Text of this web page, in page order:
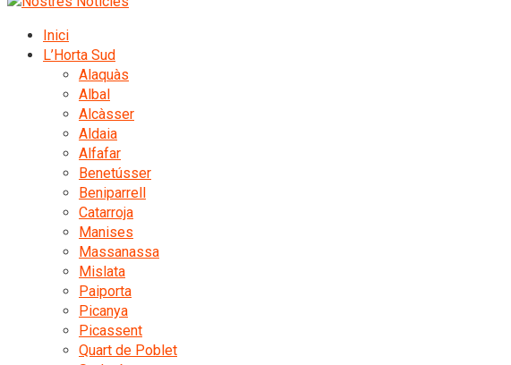
Inici
L’Horta Sud
Alaquàs
Albal
Alcàsser
Aldaia
Alfafar
Benetússer
Beniparrell
Catarroja
Manises
Massanassa
Mislata
Paiporta
Picanya
Picassent
Quart de Poblet